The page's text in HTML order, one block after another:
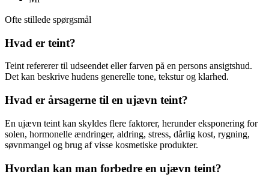
Ofte stillede spørgsmål
Hvad er teint?
Teint refererer til udseendet eller farven på en persons ansigtshud.
Det kan beskrive hudens generelle tone, tekstur og klarhed.
Hvad er årsagerne til en ujævn teint?
En ujævn teint kan skyldes flere faktorer, herunder eksponering for
solen, hormonelle ændringer, aldring, stress, dårlig kost, rygning,
søvnmangel og brug af visse kosmetiske produkter.
Hvordan kan man forbedre en ujævn teint?